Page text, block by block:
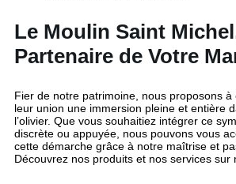
Le Moulin Saint
Partenaire de Votre
Fier de notre patrimoine, nous proposons
leur union une immersion pleine et entière
l’olivier. Que vous souhaitiez intégrer ce
discrète ou appuyée, nous pouvons vous
cette démarche grâce à notre maîtrise et
Découvrez nos produits et nos services sur